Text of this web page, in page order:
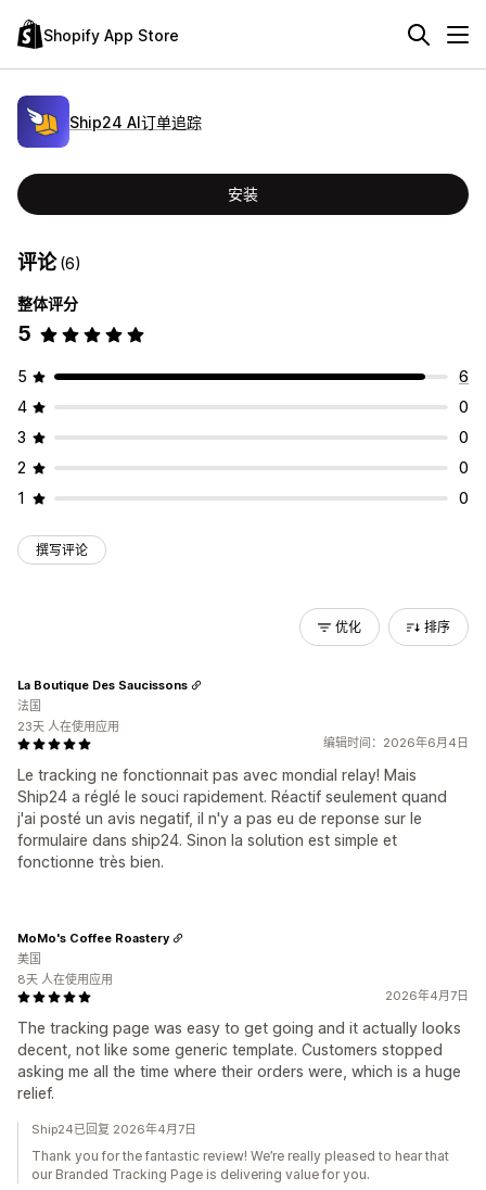
Shopify App Store
Ship24 AI订单追踪
安装
评论(6)
整体评分
5
5
6
4
0
3
0
2
0
1
0
撰写评论
优化 排序
编辑时间：2026年6月4日
Le tracking ne fonctionnait pas avec mondial relay! Mais
Ship24 a réglé le souci rapidement. Réactif seulement quand
j'ai posté un avis negatif, il n'y a pas eu de reponse sur le
formulaire dans ship24. Sinon la solution est simple et
fonctionne très bien.
La Boutique Des Saucissons
法国
23天 人在使用应用
2026年4月7日
The tracking page was easy to get going and it actually looks
decent, not like some generic template. Customers stopped
asking me all the time where their orders were, which is a huge
relief.
MoMo's Coffee Roastery
美国
8天 人在使用应用
Ship24已回复 2026年4月7日
Thank you for the fantastic review! We’re really pleased to hear that
our Branded Tracking Page is delivering value for you.